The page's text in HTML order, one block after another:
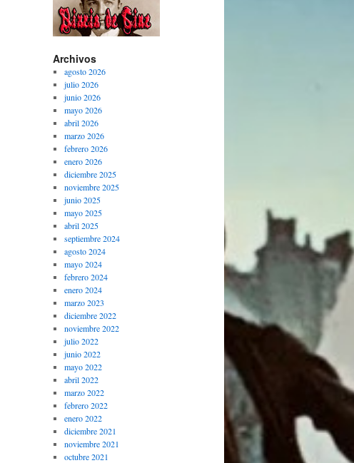
Archivos
agosto 2026
julio 2026
junio 2026
mayo 2026
abril 2026
marzo 2026
febrero 2026
enero 2026
diciembre 2025
noviembre 2025
junio 2025
mayo 2025
abril 2025
septiembre 2024
agosto 2024
mayo 2024
febrero 2024
enero 2024
marzo 2023
diciembre 2022
noviembre 2022
julio 2022
junio 2022
mayo 2022
abril 2022
marzo 2022
febrero 2022
enero 2022
diciembre 2021
noviembre 2021
octubre 2021